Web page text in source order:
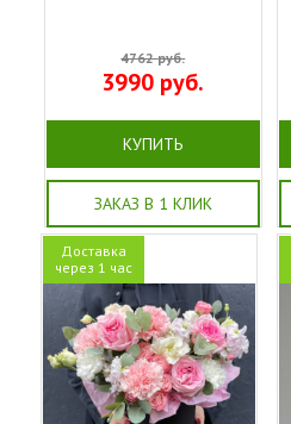
4762руб.
3990 руб.
КУПИТЬ
ЗАКАЗ В 1 КЛИК
Доставка
через 1 час